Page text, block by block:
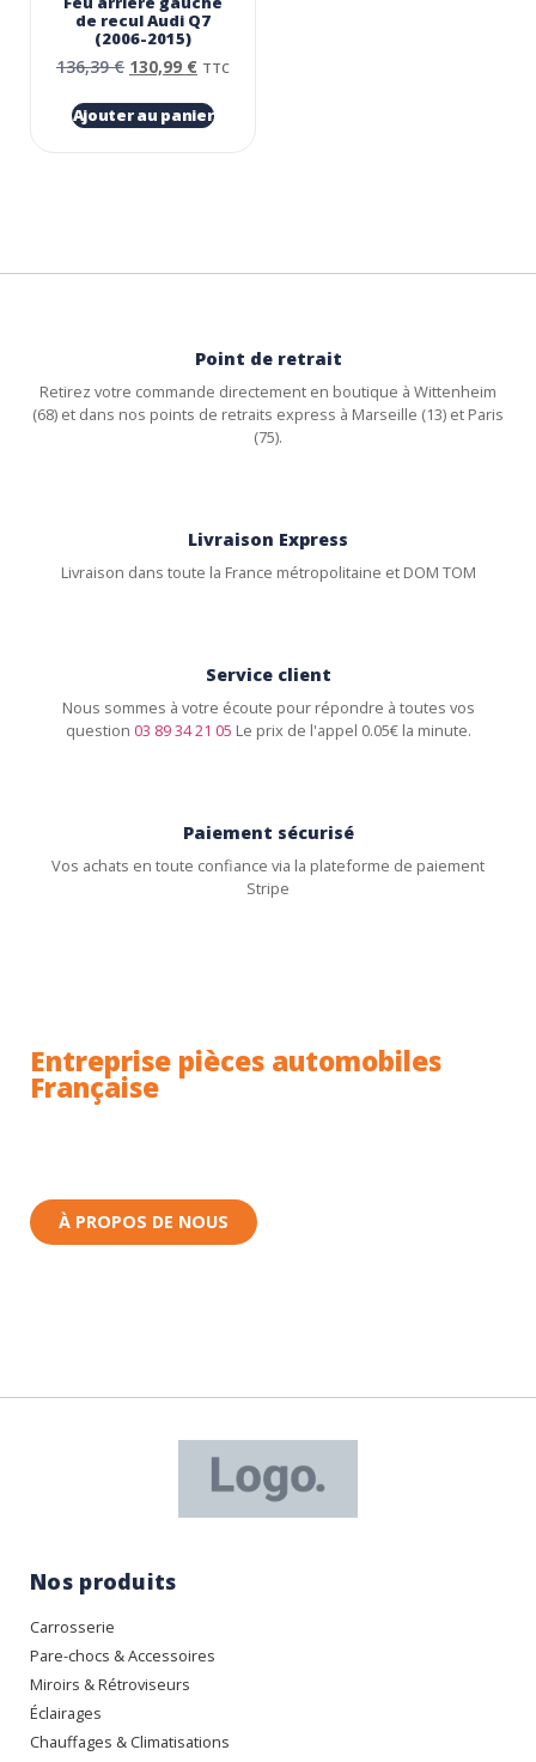
de recul Audi Q7
(2006-2015)
136,39€ 130,99 € TTC
Ajouter au panier
Point de retrait
Retirez votre commande directement en boutique à Wittenheim
(68) et dans nos points de retraits express à Marseille (13) et Paris
(75).
Livraison Express
Livraison dans toute la France métropolitaine et DOM TOM
Service client
Nous sommes à votre écoute pour répondre à toutes vos
question 03 89 34 21 05 Le prix de l'appel 0.05€ la minute.
Paiement sécurisé
Vos achats en toute confiance via la plateforme de paiement
Stripe
Entreprise pièces automobiles
Française
À PROPOS DE NOUS
Nos produits
Carrosserie
Pare-chocs & Accessoires
Miroirs & Rétroviseurs
Éclairages
Chauffages & Climatisations